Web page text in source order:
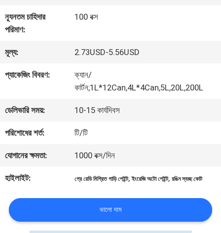
কারখানা
মান
আমাদের
সাথে
যোগাযোগ
করুন
ন্যূনতম চাহিদার
পরিমাণ:
100 বক্স
মূল্য: 2.73USD-5.56USD
প্যাকেজিং বিবরণ:
ক্যান/
কার্টন;1L*12Can,4L*4Can,5L,20L,200L
ডেলিভারি সময়: 10-15 কার্যদিবস
পরিশোধের শর্ত: টি/টি
যোগানের ক্ষমতা: 1000 বক্স/দিন
হাইলাইট: গ্রে রেডি মিশ্রিত গাড়ি পেইন্ট,ইংরেজি অটো পেইন্ট,রঙিন স্বচ্ছ কোট
ভালো দাম